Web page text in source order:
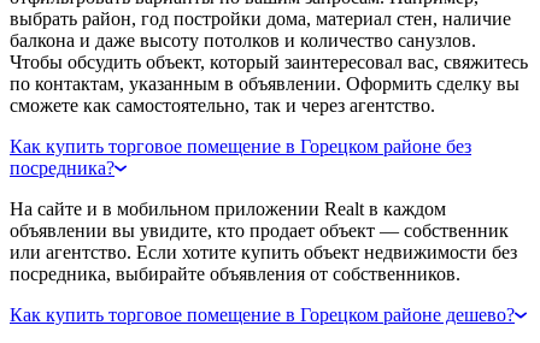
выбрать район, год постройки дома, материал стен, наличие
балкона и даже высоту потолков и количество санузлов.
Чтобы обсудить объект, который заинтересовал вас, свяжитесь
по контактам, указанным в объявлении. Оформить сделку вы
сможете как самостоятельно, так и через агентство.
Как купить торговое помещение в Горецком районе без
посредника?
На сайте и в мобильном приложении Realt в каждом
объявлении вы увидите, кто продает объект — собственник
или агентство. Если хотите купить объект недвижимости без
посредника, выбирайте объявления от собственников.
Как купить торговое помещение в Горецком районе дешево?